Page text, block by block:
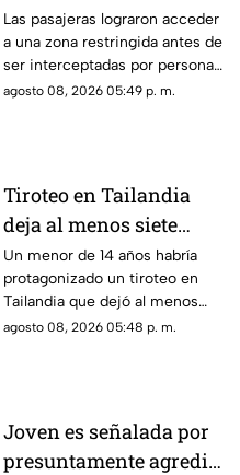
aeropuerto tras perder
su vuelo; autoridades
logran detenerlas
Las pasajeras lograron acceder
a una zona restringida antes de
ser interceptadas por personal
del aeropuerto.
agosto 08, 2026 05:49 p. m.
Tiroteo en Tailandia
deja al menos siete
muertos
Un menor de 14 años habría
protagonizado un tiroteo en
Tailandia que dejó al menos
siete personas muertas, entre
agosto 08, 2026 05:48 p. m.
Joven es señalada por
presuntamente agredir